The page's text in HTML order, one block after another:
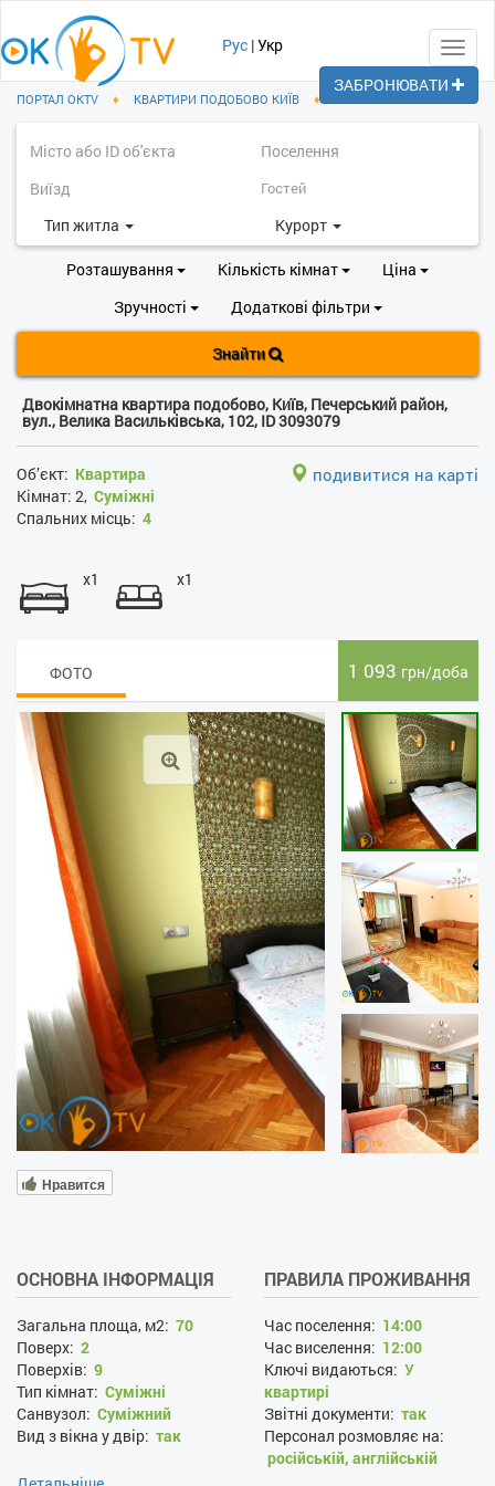
Рус |Укр
ПОРТАЛ OKTV ♦ КВАРТИРИ ПОДОБОВО КИЇВ ♦
Тип житла Курорт
Розташування Кількість кімнат
Ціна
Зручності
Додаткові фільтри
Знайти
Двокімнатна квартира подобово, Київ, Печерський район,
вул., Велика Васильківська, 102, ID 3093079
Об’єкт: Квартира
Кімнат: 2, Суміжні
Спальних місць: 4
подивитися на карті
x1 x1
ФОТО 1 093 грн/доба
Нравится
ОСНОВНА ІНФОРМАЦІЯ
Загальна площа, м2: 70
Поверх: 2
Поверхів: 9
Тип кімнат: Суміжні
Санвузол: Суміжний
Вид з вікна у двір: так
ПРАВИЛА ПРОЖИВАННЯ
Час поселення: 14:00
Час виселення: 12:00
Ключі видаються: У
квартирі
Звітні документи: так
Персонал розмовляє на:
російській, англійській
ЗАБРОНЮВАТИ